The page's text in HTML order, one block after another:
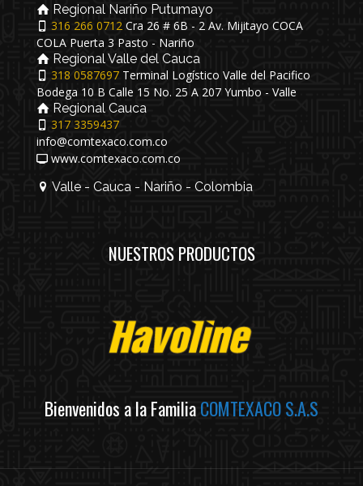
Regional Nariño Putumayo
316 266 0712 Cra 26 # 6B - 2 Av. Mijitayo COCA
COLA Puerta 3 Pasto - Nariño
Regional Valle del Cauca
318 0587697 Terminal Logístico Valle del Pacifico
Bodega 10 B Calle 15 No. 25 A 207 Yumbo - Valle
Regional Cauca
317 3359437
info@comtexaco.com.co
www.comtexaco.com.co
Valle - Cauca - Nariño - Colombia
NUESTROS PRODUCTOS
Bienvenidos a la FamiliaCOMTEXACO S.A.S